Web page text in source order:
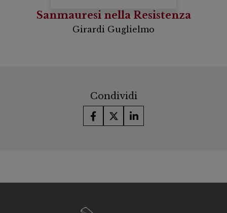
Sanmauresi nella Resistenza
Girardi Guglielmo
Condividi